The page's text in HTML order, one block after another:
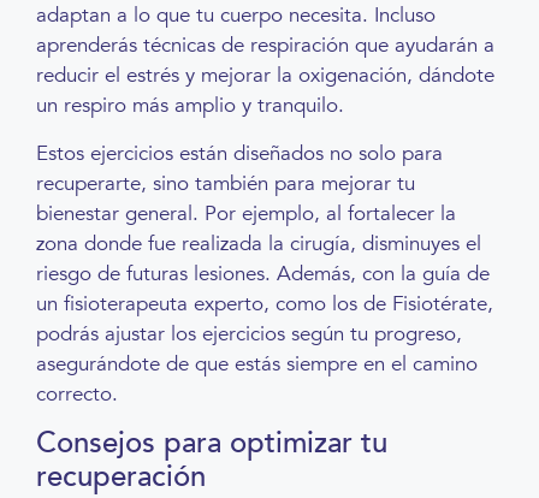
adaptan a lo que tu cuerpo necesita. Incluso
aprenderás técnicas de respiración que ayudarán a
reducir el estrés y mejorar la oxigenación, dándote
un respiro más amplio y tranquilo.
Estos ejercicios están diseñados no solo para
recuperarte, sino también para mejorar tu
bienestar general. Por ejemplo, al fortalecer la
zona donde fue realizada la cirugía, disminuyes el
riesgo de futuras lesiones. Además, con la guía de
un fisioterapeuta experto, como los de Fisiotérate,
podrás ajustar los ejercicios según tu progreso,
asegurándote de que estás siempre en el camino
correcto.
Consejos para optimizar tu
recuperación